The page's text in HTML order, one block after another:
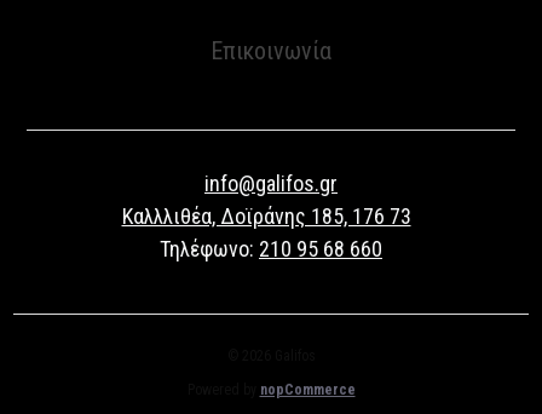
Επικοινωνία
info@galifos.gr
Καλλλιθέα, Δοϊράνης 185, 176 73
Τηλέφωνο: 210 95 68 660
nopCommerce